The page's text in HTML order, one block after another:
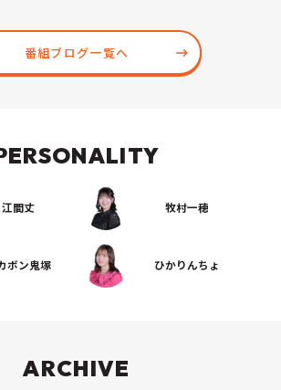
番組ブログ一覧へ
江間丈 牧村一穂
ボン鬼塚 ひかりんちょ
ARCHIVE